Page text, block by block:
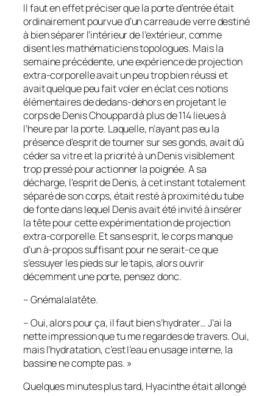
Il faut en effet préciser que la porte d’entrée était
ordinairement pourvue d’un carreau de verre destiné
à bien séparer l’intérieur de l’extérieur, comme
disent les mathématiciens topologues. Mais la
semaine précédente, une expérience de projection
extra-corporelle avait un peu trop bien réussi et
avait quelque peu fait voler en éclat ces notions
élémentaires de dedans-dehors en projetant le
corps de Denis Chouppard à plus de 114 lieues à
l’heure par la porte. Laquelle, n’ayant pas eu la
présence d’esprit de tourner sur ses gonds, avait dû
céder sa vitre et la priorité à un Denis visiblement
trop pressé pour actionner la poignée. A sa
décharge, l’esprit de Denis, à cet instant totalement
séparé de son corps, était resté à proximité du tube
de fonte dans lequel Denis avait été invité à insérer
la tête pour cette expérimentation de projection
extra-corporelle. Et sans esprit, le corps manque
d’un à-propos suffisant pour ne serait-ce que
s’essuyer les pieds sur le tapis, alors ouvrir
décemment une porte, pensez donc.
– Gnémalalatête.
– Oui, alors pour ça, il faut bien s’hydrater… J’ai la
nette impression que tu me regardes de travers. Oui,
mais l’hydratation, c’est l’eau en usage interne, la
bassine ne compte pas. »
Quelques minutes plus tard, Hyacinthe était allongé